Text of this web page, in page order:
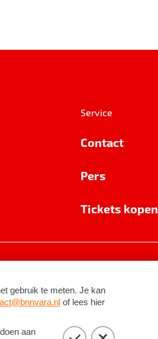
Service
Contact
Pers
Tickets kopen